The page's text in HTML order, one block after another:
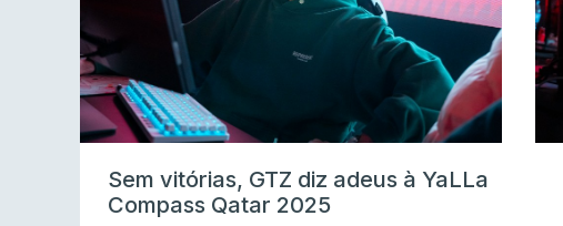
Sem vitórias, GTZ diz adeus à YaLLa
Compass Qatar 2025